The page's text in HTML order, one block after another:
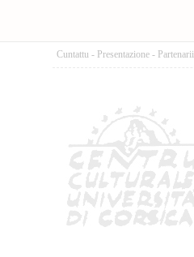
Cuntattu - Presentazione - Partenarii